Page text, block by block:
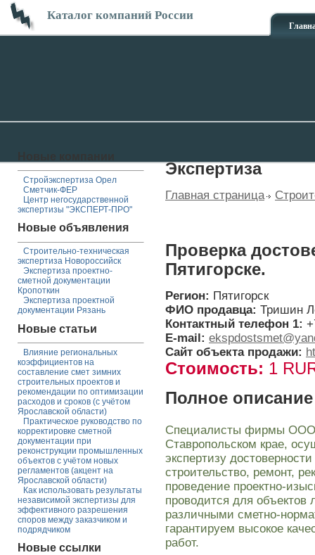
Каталог компаний России
Стройэкспертиза Орел
Сметчик-ФЕР
Центр негосударственной
экспертизы "ЭКСПЕРТ-ПРО"
Новые объявления
Строительно-техническая
экспертиза Новороссийск
Экспертиза проектно-
сметной документации
Кропоткин
Экспертиза проектной
документации Рязань
Новые статьи
Влияние региональных
коэффициентов на
составление смет зимних
строительных проектов и
рекомендации по оптимизации
расходов и сроков (с учётом
Ярославской области)
Практическое руководство по
корректировке сметной
документации при
реконструкции промышленных
объектов с учётом новых
регламентов (акцент на
Ярославской области)
Как использовать результаты
независимой экспертизы для
эффективного разрешения
споров между заказчиком и
подрядчиком
Новые ссылки
Экспертиза
Главная страница
Проверка
Пятигорске.
Регион: Пятигорск
ФИО продавца: Тришин
Контактный телефон 1:
E-mail:
Сайт объекта продажи:
Стоимость: 1
Полное
Специалисты фирмы ООО
Ставропольском крае,
экспертизу
строительство, ремонт,
проведение проектно-
проводится для объектов
различными сметно-
гарантируем высокое
работ.